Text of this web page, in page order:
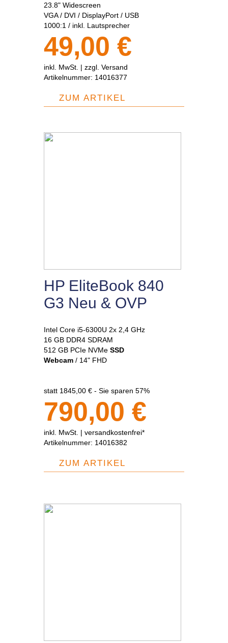
23.8" Widescreen
VGA / DVI / DisplayPort / USB
1000:1 / inkl. Lautsprecher
49,00 €
inkl. MwSt. | zzgl. Versand
Artikelnummer: 14016377
ZUM ARTIKEL
HP EliteBook 840
G3 Neu & OVP
Intel Core i5-6300U 2x 2,4 GHz
16 GB DDR4 SDRAM
512 GB PCIe NVMe SSD
Webcam / 14" FHD
statt 1845,00 € - Sie sparen 57%
790,00 €
inkl. MwSt. | versandkostenfrei*
Artikelnummer: 14016382
ZUM ARTIKEL